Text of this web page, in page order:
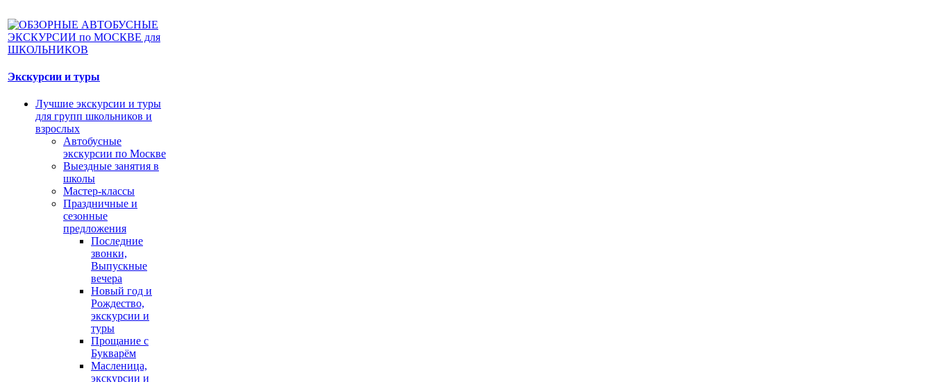
Экскурсии и туры
Лучшие экскурсии и туры
для групп школьников и
взрослых
Автобусные
экскурсии по Москве
Выездные занятия в
школы
Мастер-классы
Праздничные и
сезонные
предложения
Последние
звонки,
Выпускные
вечера
Новый год и
Рождество,
экскурсии и
туры
Прощание с
Букварём
Масленица,
экскурсии и